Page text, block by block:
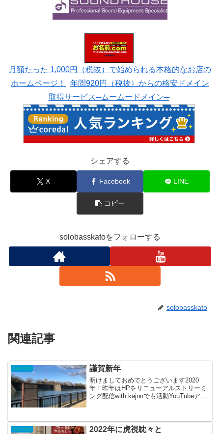
月額たった 1,000円（税抜）で始められる本格的なお店の
ホームページ！
年間920円（税抜）からの格安ドメイン
取得サービス─ムームードメイン─
シェアする
X Facebook LINE
コピー
solobasskatoをフォローする
solobasskato
関連記事
Kato blog 謹賀新年
明けましておめでとうございます2020
年！昨年はHPをリニューアルストリーミ
ング配信with kajonでも活動YouTubeアッ
化が音楽の捉え方を確実に変...
Kato blog 2022年に虎視眈々と